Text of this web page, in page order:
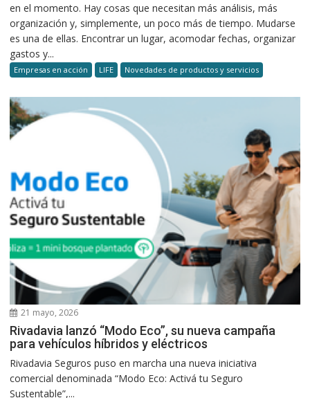
en el momento. Hay cosas que necesitan más análisis, más
organización y, simplemente, un poco más de tiempo. Mudarse
es una de ellas. Encontrar un lugar, acomodar fechas, organizar
gastos y...
Empresas en acción LIFE Novedades de productos y servicios
21 mayo, 2026
Rivadavia lanzó “Modo Eco”, su nueva campaña
para vehículos híbridos y eléctricos
Rivadavia Seguros puso en marcha una nueva iniciativa
comercial denominada “Modo Eco: Activá tu Seguro
Sustentable”,...